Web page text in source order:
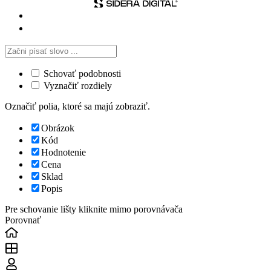
Schovať podobnosti
Vyznačiť rozdiely
Označiť polia, ktoré sa majú zobraziť.
Obrázok
Kód
Hodnotenie
Cena
Sklad
Popis
Pre schovanie lišty kliknite mimo porovnávača
Porovnať